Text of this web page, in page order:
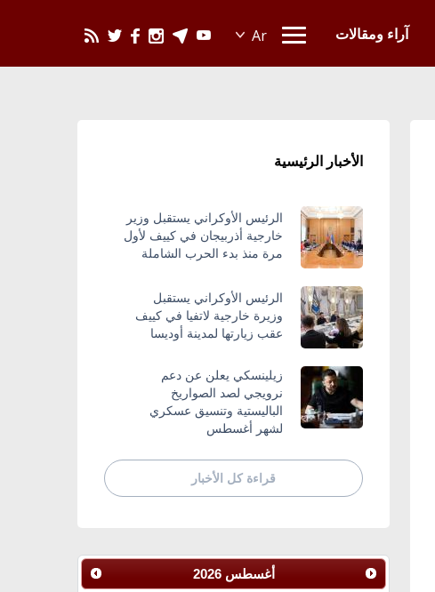
آراء ومقالات
الأخبار الرئيسية
الرئيس الأوكراني يستقبل وزير
خارجية أذربيجان في كييف لأول
مرة منذ بدء الحرب الشاملة
الرئيس الأوكراني يستقبل
وزيرة خارجية لاتفيا في كييف
عقب زيارتها لمدينة أوديسا
زيلينسكي يعلن عن دعم
نرويجي لصد الصواريخ
الباليستية وتنسيق عسكري
لشهر أغسطس
قراءة كل الأخبار
أغسطس 2026